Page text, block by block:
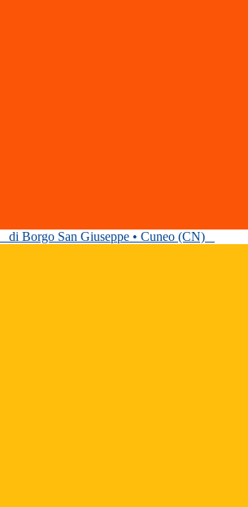
di Borgo San Giuseppe • Cuneo (CN)